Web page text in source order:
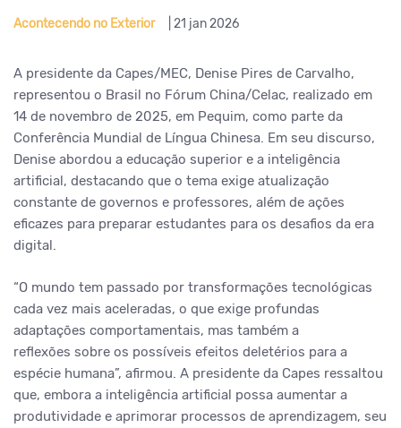
Acontecendo no Exterior | 21 jan 2026
A presidente da Capes/MEC, Denise Pires de Carvalho,
representou o Brasil no Fórum China/Celac, realizado em
14 de novembro de 2025, em Pequim, como parte da
Conferência Mundial de Língua Chinesa. Em seu discurso,
Denise abordou a educação superior e a inteligência
artificial, destacando que o tema exige atualização
constante de governos e professores, além de ações
eficazes para preparar estudantes para os desafios da era
digital.
“O mundo tem passado por transformações tecnológicas
cada vez mais aceleradas, o que exige profundas
adaptações comportamentais, mas também a
reflexões sobre os possíveis efeitos deletérios para a
espécie humana”, afirmou. A presidente da Capes ressaltou
que, embora a inteligência artificial possa aumentar a
produtividade e aprimorar processos de aprendizagem, seu